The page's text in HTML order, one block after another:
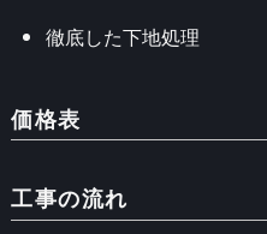
徹底した下地処理
価格表
工事の流れ